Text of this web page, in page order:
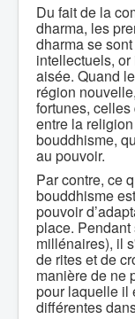
Du fait de la
dharma, les
dharma se
intellectuels,
aisée. Quand
région
fortunes,
entre la
bouddhisme,
au pouvoir.
Par contre, ce
bouddhisme
pouvoir
place.
millénaires), il
de rites et de
manière de ne
pour laquelle il
différentes